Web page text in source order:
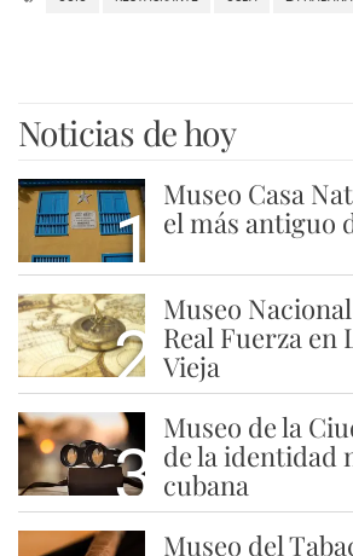
Noticias de hoy
1
Museo Casa
el más antiguo
2
Museo
Real Fuerza en
Vieja
3
Museo de la
de la identidad
cubana
Museo del